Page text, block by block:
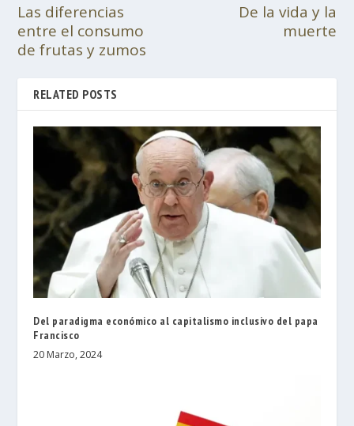
Las diferencias
entre el consumo
de frutas y zumos
De la vida y la
muerte
RELATED POSTS
Del paradigma económico al capitalismo inclusivo del papa
Francisco
20 Marzo, 2024